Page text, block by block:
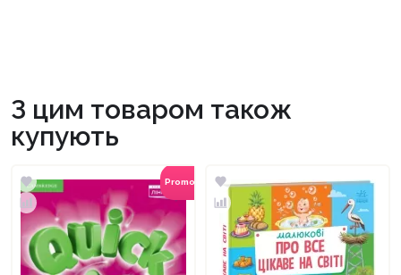
З цим товаром також
купують
Promocode